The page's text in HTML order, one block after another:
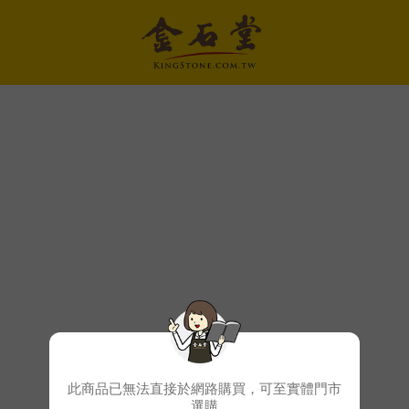
此商品已無法直接於網路購買，可至實體門市
選購